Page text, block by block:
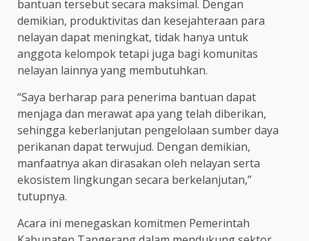
bantuan tersebut secara maksimal. Dengan
demikian, produktivitas dan kesejahteraan para
nelayan dapat meningkat, tidak hanya untuk
anggota kelompok tetapi juga bagi komunitas
nelayan lainnya yang membutuhkan.
“Saya berharap para penerima bantuan dapat
menjaga dan merawat apa yang telah diberikan,
sehingga keberlanjutan pengelolaan sumber daya
perikanan dapat terwujud. Dengan demikian,
manfaatnya akan dirasakan oleh nelayan serta
ekosistem lingkungan secara berkelanjutan,”
tutupnya.
Acara ini menegaskan komitmen Pemerintah